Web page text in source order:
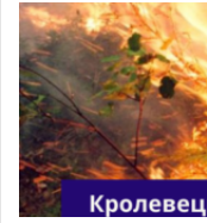
а
д
р
е
с
у
в
а
ш